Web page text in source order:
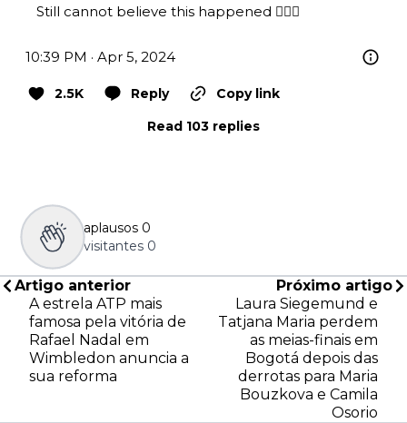
Still cannot believe this happened 🤦🏻‍♂️
10:39 PM · Apr 5, 2024
2.5K Reply
Copy link
Read 103 replies
aplausos 0
visitantes 0
Artigo anterior
A estrela ATP mais
famosa pela vitória de
Rafael Nadal em
Wimbledon anuncia a
sua reforma
Próximo artigo
Laura Siegemund e
Tatjana Maria perdem
as meias-finais em
Bogotá depois das
derrotas para Maria
Bouzkova e Camila
Osorio